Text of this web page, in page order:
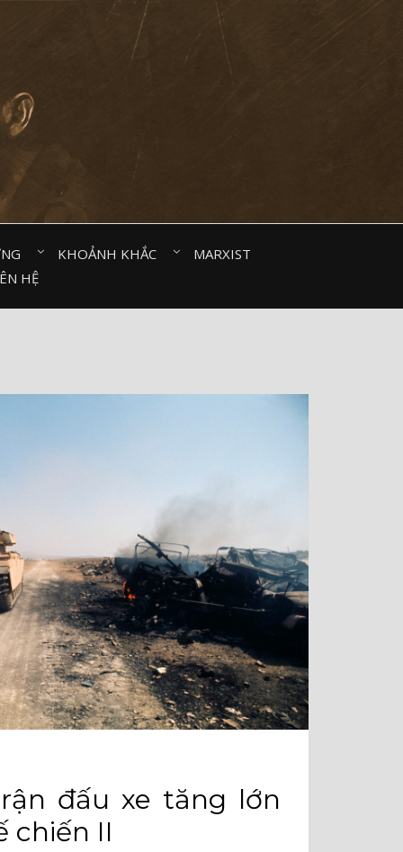
KHOẢNH KHẮC⠀
MARXIST⠀
HỆ
đấu xe tăng lớn
chiến II